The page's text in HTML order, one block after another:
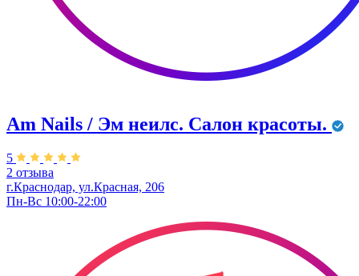
Am Nails / Эм неилс. Салон красоты.
5
2 отзыва
г.Краснодар, ул.Красная, 206
Пн-Вс 10:00-22:00